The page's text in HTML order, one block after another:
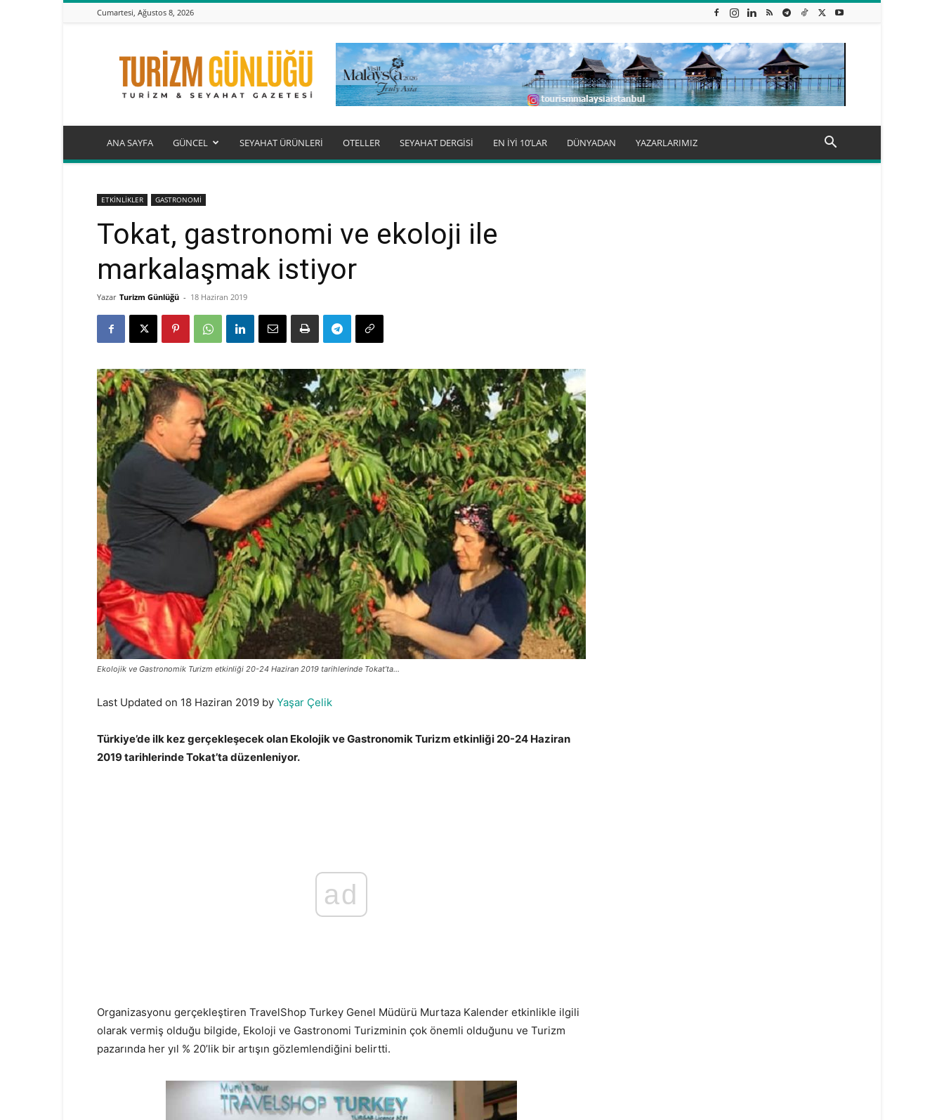
Cumartesi, Ağustos 8, 2026
Turizm
Günlüğü
ANA SAYFA GÜNCEL SEYAHAT ÜRÜNLERİ OTELLER SEYAHAT DERGİSİ EN İYİ 10’LAR DÜNYADAN YAZARLARIMIZ
ETKİNLİKLER GASTRONOMİ
Tokat, gastronomi ve ekoloji ile
markalaşmak istiyor
Yazar Turizm Günlüğü - 18 Haziran 2019
Ekolojik ve Gastronomik Turizm etkinliği 20-24 Haziran 2019 tarihlerinde Tokat’ta...
Last Updated on 18 Haziran 2019 by Yaşar Çelik
Türkiye’de ilk kez gerçekleşecek olan Ekolojik ve Gastronomik Turizm etkinliği 20-24 Haziran
2019 tarihlerinde Tokat’ta düzenleniyor.
ad
Organizasyonu gerçekleştiren TravelShop Turkey Genel Müdürü Murtaza Kalender etkinlikle ilgili
olarak vermiş olduğu bilgide, Ekoloji ve Gastronomi Turizminin çok önemli olduğunu ve Turizm
pazarında her yıl % 20’lik bir artışın gözlemlendiğini belirtti.